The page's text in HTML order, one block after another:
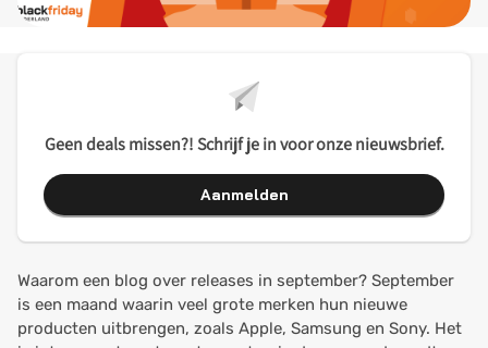
Geen deals missen?! Schrijf je in voor onze nieuwsbrief.
Aanmelden
Waarom een blog over releases in september? September
is een maand waarin veel grote merken hun nieuwe
producten uitbrengen, zoals Apple, Samsung en Sony. Het